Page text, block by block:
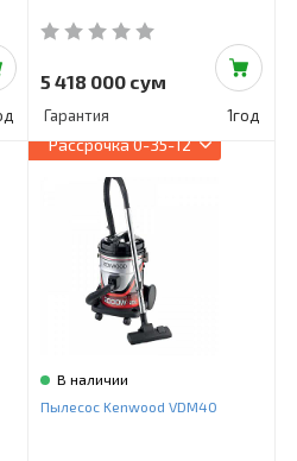
5 418 000 сум
Гарантия 1год
Рассрочка0-35-12
В наличии
Пылесос Kenwood VDM40